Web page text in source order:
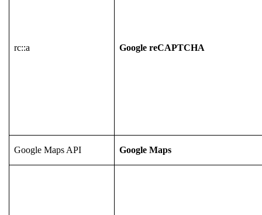
rc::a Google reCAPTCHA
Google Maps API Google Maps